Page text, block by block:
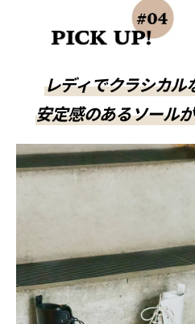
レディでクラシカル
安定感のあるソール